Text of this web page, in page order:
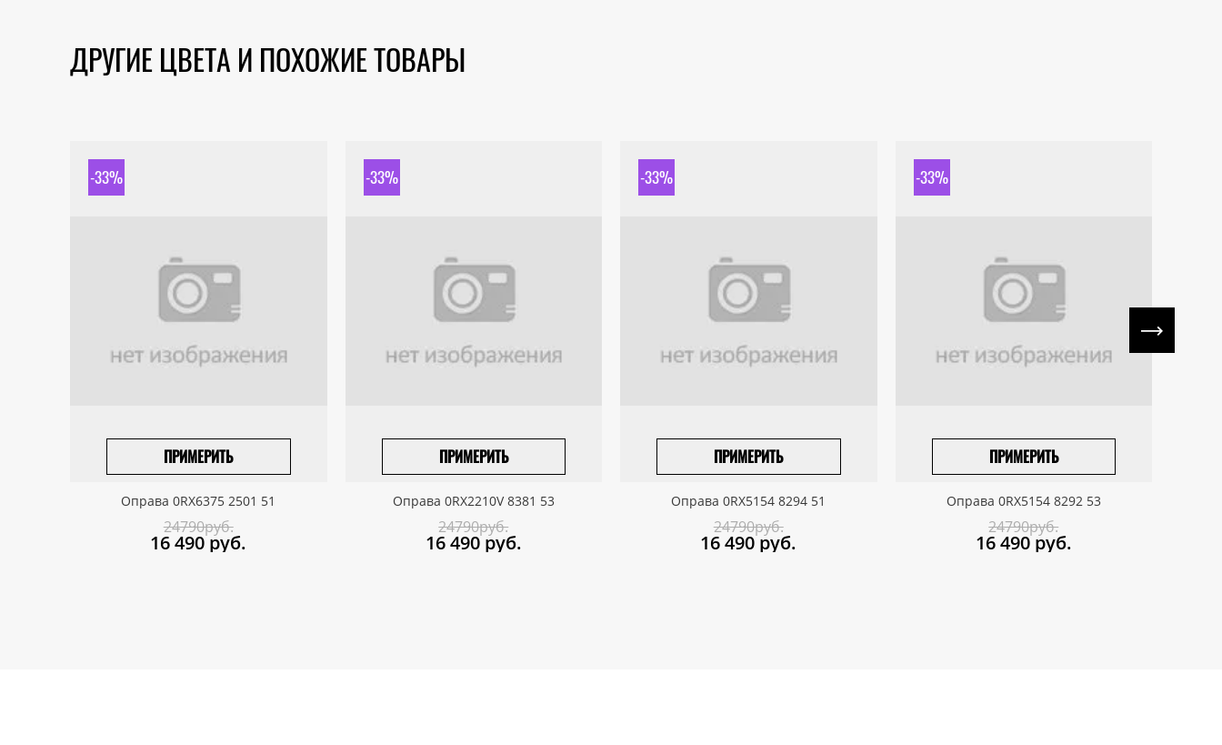
ДРУГИЕ ЦВЕТА И ПОХОЖИЕ ТОВАРЫ
-33%
ПРИМЕРИТЬ
ПРИВЕЗТИ ПОД ЗАКАЗ
Оправа 0RX6375 2501 51
24790руб.
16 490 руб.
-33%
ПРИМЕРИТЬ
ПРИВЕЗТИ ПОД ЗАКАЗ
Оправа 0RX2210V 8381 53
24790руб.
16 490 руб.
-33%
ПРИМЕРИТЬ
ПРИВЕЗТИ ПОД ЗАКАЗ
Оправа 0RX5154 8294 51
24790руб.
16 490 руб.
-33%
ПРИМЕРИТЬ
ПРИВЕЗТИ ПОД ЗАКАЗ
Оправа 0RX5154 8292 53
24790руб.
16 490 руб.